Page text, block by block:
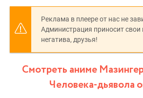
Реклама в плеере от нас не
Администрация приносит свои
негатива, друзья!
Смотреть аниме
Человека-дьявола